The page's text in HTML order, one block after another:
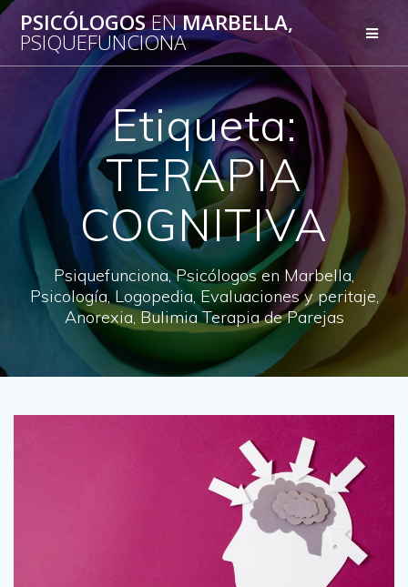
Saltar
al
contenido
PSICÓLOGOSENMARBELLA,
PSIQUEFUNCIONA
Etiqueta:
TERAPIA
COGNITIVA
Psiquefunciona, Psicólogos en Marbella,
Psicología, Logopedia, Evaluaciones y peritaje,
Anorexia, Bulimia Terapia de Parejas